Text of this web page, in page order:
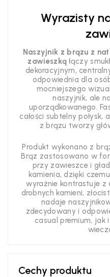
Wyrazisty
Naszyjnik z brązu z
zawieszką łączy
dekoracyjnym,
odpowiednia dla
mocniejszego
naszyjnik, ale
uporządkowanego.
całości subtelny
z brązu tworzy
Produkt wykonano z
Brąz zastosowano w
przy zawieszce i
kamienia, dzięki
wyraźnie kontrastuje z
drobnych kamieni,
nadaje
zdecydowany i
casual premium,
Cechy produktu